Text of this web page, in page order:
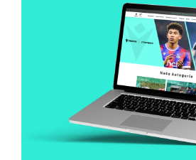
á
d
a
c
í
p
r
v
k
y